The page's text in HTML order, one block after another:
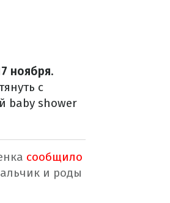
ноября.
с
baby shower
сообщило
и роды